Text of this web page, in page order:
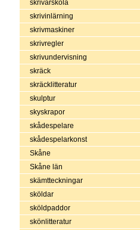
skrivarskola
skrivinlärning
skrivmaskiner
skrivregler
skrivundervisning
skräck
skräcklitteratur
skulptur
skyskrapor
skådespelare
skådespelarkonst
Skåne
Skåne län
skämtteckningar
sköldar
sköldpaddor
skönlitteratur